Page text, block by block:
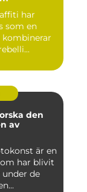
som en
den
av
är en
har blivit
de